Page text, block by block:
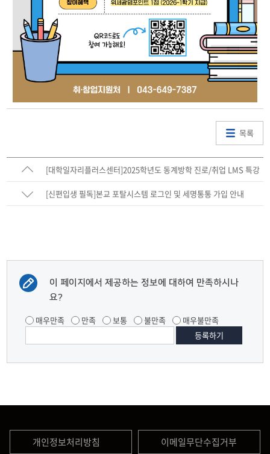
목록
[대학일자리플러스센터]2025학년도 동계방학 진로/취업 LMS 특강
안내
[신편입생 필독]본교 포탈시스템 로그인 및 세명통통 가입 안내
이 페이지에서 제공하는 정보에 대하여 만족하시나
요?
매우만족 만족 보통 불만족 매우불만족
개인정보처리방침 이메일무단수집거부